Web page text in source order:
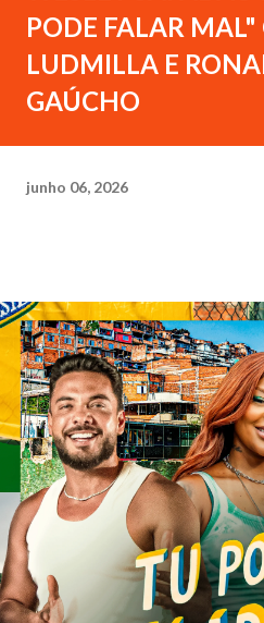
PODE FALAR MAL"
LUDMILLA E
GAÚCHO
junho 06, 2026